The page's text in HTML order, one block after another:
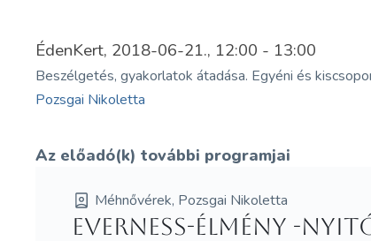
ÉdenKert, 2018-06-21., 12:00 - 13:00
Beszélgetés, gyakorlatok átadása. Egyéni és
Pozsgai Nikoletta
Az előadó(k) további programjai
Méhnővérek, Pozsgai Nikoletta
EVERNESS-élmény -